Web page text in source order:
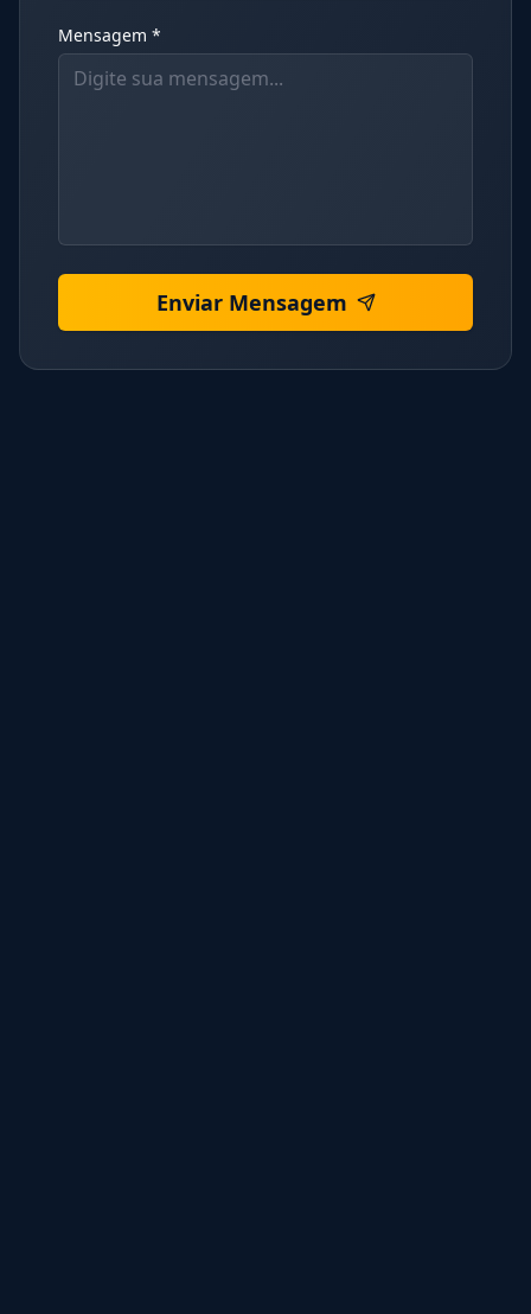
Mensagem *
Enviar Mensagem